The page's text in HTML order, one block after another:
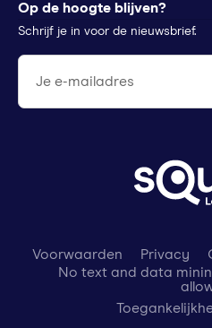
Stichtingen en goede doelen
Squla Polen
scoyo
Op de hoogte blijven?
Schrijf je in voor de nieuwsbrief.
Je e-mailadres
Voorwaarden Privacy
No text and data